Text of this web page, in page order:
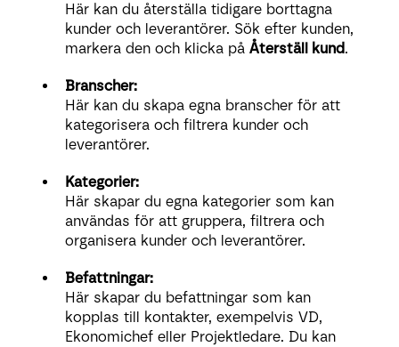
Här kan du återställa tidigare borttagna
kunder och leverantörer. Sök efter kunden,
markera den och klicka på Återställ kund.
Branscher:
Här kan du skapa egna branscher för att
kategorisera och filtrera kunder och
leverantörer.
Kategorier:
Här skapar du egna kategorier som kan
användas för att gruppera, filtrera och
organisera kunder och leverantörer.
Befattningar:
Här skapar du befattningar som kan
kopplas till kontakter, exempelvis VD,
Ekonomichef eller Projektledare. Du kan